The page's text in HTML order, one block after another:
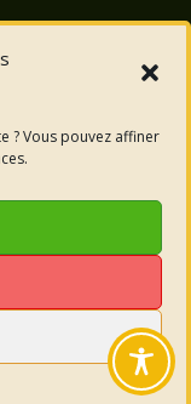
? Vous pouvez affiner
service proposé